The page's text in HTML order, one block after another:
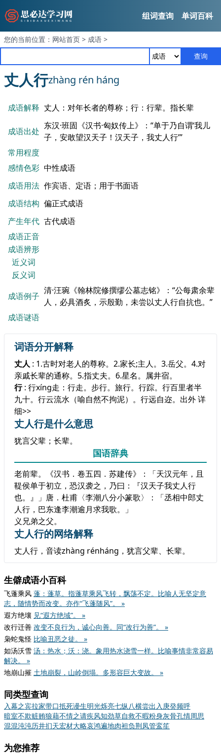
组词查询 单词百科
您的当前位置： 网站首页 > 成语 >
查询
丈人行zhàng rén háng
成语解释 丈人：对年长者的尊称；行：行辈。指长辈
成语出处
东汉·班固《汉书·匈奴传上》：“单于乃自谓‘我儿
子，安敢望汉天子！汉天子，我丈人行’”
常用程度
感情色彩 中性成语
成语用法 作宾语、定语；用于书面语
成语结构 偏正式成语
产生年代 古代成语
成语正音
成语辨形
近义词
反义词
成语例子
清·汪琬《翰林院修撰缪公墓志铭》：“公每肃余辈
人，必具酒炙，示殷勤，未尝以丈人行自抗也。”
成语谜语
词语分开解释
丈人 : 1.古时对老人的尊称。2.家长;主人。3.岳父。4.对
亲戚长辈的通称。5.指丈夫。6.星名。属井宿。
行: 行xíng走：行走。步行。旅行。行踪。行百里者半
九十。行云流水（喻自然不拘泥）。行远自迩。出外详
细>>
丈人行是什么意思
犹言父辈；长辈。
国语辞典
老前辈。《汉书．卷五四．苏建传》：「天汉元年，且
鞮侯单于初立，恐汉袭之，乃曰：『汉天子我丈人行
也。』」唐．杜甫〈李潮八分小篆歌〉：「丞相中郎丈
人行，巴东逢李潮逾月求我歌。」
义兄弟之父。
丈人行的网络解释
丈人行，音读zhàng rénháng，犹言父辈、长辈。
生僻成语小百科
飞蓬乘风 蓬：蓬草。指蓬草乘风飞转，飘荡不定。比喻人无坚定意
志，随情势而改变。亦作“飞蓬随风”。 »
遐方绝壤 见“遐方绝域”。 »
改行迁善 改变不良行为，诚心向善。同“改行为善”。 »
枭蛇鬼怪 比喻丑恶之徒。 »
如汤沃雪 汤：热水；沃：浇。象用热水浇雪一样。比喻事情非常容易
解决。 »
地崩山摧 土地崩裂，山岭倒塌。多形容巨大变故。 »
同类型查询
入幕之宾拉家带口抵死谩生明光烁亮七纵八横尝出入庚癸频呼
暗室不欺赃贿狼藉不情之请疾风知劲草自救不暇粉身灰骨孔情周思
混混沌沌历井扪天宏材大略哀鸿遍地肉袒负荆凤管鸾笙
为您推荐